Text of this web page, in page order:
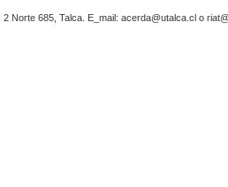
Norte 685, Talca. E_mail: acerda@utalca.cl o